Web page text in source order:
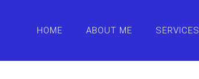
HOME ABOUT ME SERVICES